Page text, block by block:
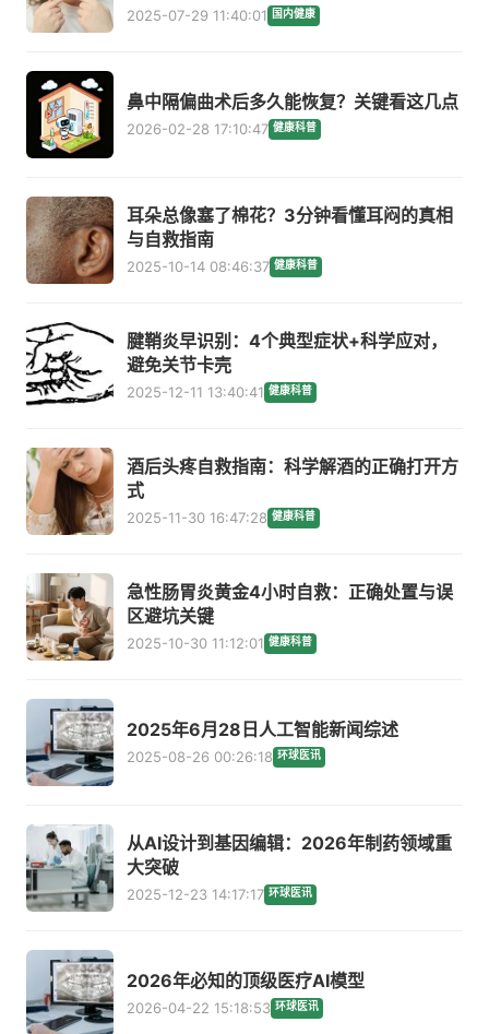
2025-07-29 11:40:01 国内健康
鼻中隔偏曲术后多久能恢复？关键看这几点
2026-02-28 17:10:47 健康科普
耳朵总像塞了棉花？3分钟看懂耳闷的真相
与自救指南
2025-10-14 08:46:37 健康科普
腱鞘炎早识别：4个典型症状+科学应对，
避免关节卡壳
2025-12-11 13:40:41 健康科普
酒后头疼自救指南：科学解酒的正确打开方
式
2025-11-30 16:47:28 健康科普
急性肠胃炎黄金4小时自救：正确处置与误
区避坑关键
2025-10-30 11:12:01 健康科普
2025年6月28日人工智能新闻综述
2025-08-26 00:26:18 环球医讯
从AI设计到基因编辑：2026年制药领域重
大突破
2025-12-23 14:17:17 环球医讯
2026年必知的顶级医疗AI模型
2026-04-22 15:18:53 环球医讯